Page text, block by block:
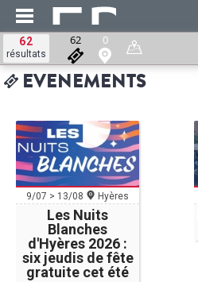
EVENEMENTS
9/07 > 13/08 Hyères
Les Nuits
Blanches
d'Hyères 2026 :
six jeudis de fête
gratuite cet été
62
résultats
62 0